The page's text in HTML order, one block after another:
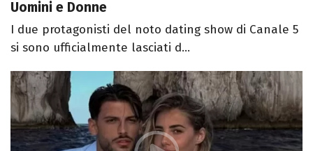
Uomini e Donne
I due protagonisti del noto dating show di Canale 5
si sono ufficialmente lasciati d...